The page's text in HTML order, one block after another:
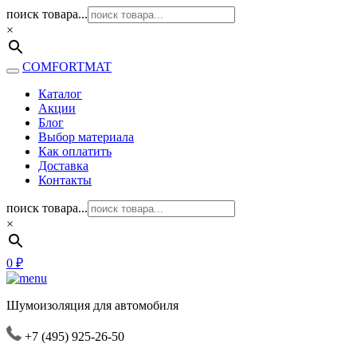
поиск товара...
×
COMFORTMAT
Каталог
Акции
Блог
Выбор материала
Как оплатить
Доставка
Контакты
поиск товара...
×
0 ₽
Шумоизоляция для автомобиля
+7 (495) 925-26-50